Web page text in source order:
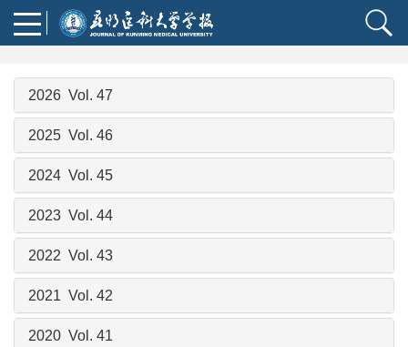
2026 Vol. 47
2025 Vol. 46
2024 Vol. 45
2023 Vol. 44
2022 Vol. 43
2021 Vol. 42
2020 Vol. 41